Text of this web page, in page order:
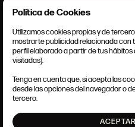
POLÍTICA
AJUSTE
Política de Cookies
Utilizamos cookies propias y de
mostrarte publicidad relacionada con
perfil elaborado a partir de tus
visitadas).
Tenga en cuenta que, si acepta las
desde las opciones del navegador o
tercero.